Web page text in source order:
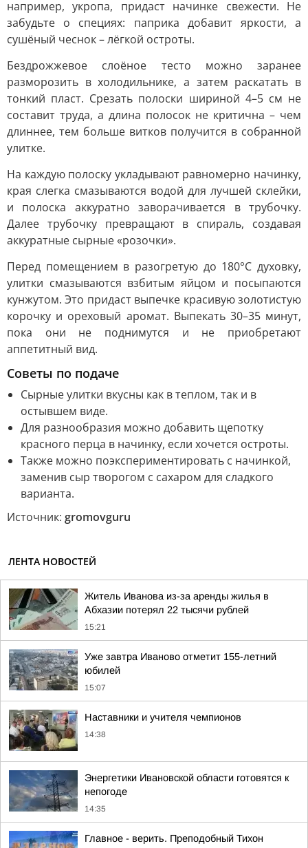
например, укропа, придаст начинке свежести. Не
забудьте о специях: паприка добавит яркости, а
сушёный чеснок – лёгкой остроты.
Бездрожжевое слоёное тесто можно заранее
разморозить в холодильнике, а затем раскатать в
тонкий пласт. Срезать полоски шириной 4–5 см не
составит труда, а длина полосок не критична – чем
длиннее, тем больше витков получится в собранной
улитке.
На каждую полоску укладывают равномерно начинку,
края слегка смазываются водой для лучшей склейки,
и полоска аккуратно заворачивается в трубочку.
Далее трубочку превращают в спираль, создавая
аккуратные сырные «розочки».
Перед помещением в разогретую до 180°C духовку,
улитки смазываются взбитым яйцом и посыпаются
кунжутом. Это придаст выпечке красивую золотистую
корочку и ореховый аромат. Выпекать 30–35 минут,
пока они не поднимутся и не приобретают
аппетитный вид.
Советы по подаче
Сырные улитки вкусны как в теплом, так и в
остывшем виде.
Для разнообразия можно добавить щепотку
красного перца в начинку, если хочется остроты.
Также можно поэкспериментировать с начинкой,
заменив сыр творогом с сахаром для сладкого
варианта.
Источник: gromovguru
ЛЕНТА НОВОСТЕЙ
Житель Иванова из-за аренды жилья в
Абхазии потерял 22 тысячи рублей
15:21
Уже завтра Иваново отметит 155-летний
юбилей
15:07
Наставники и учителя чемпионов
14:38
Энергетики Ивановской области готовятся к
непогоде
14:35
Главное - верить. Преподобный Тихон